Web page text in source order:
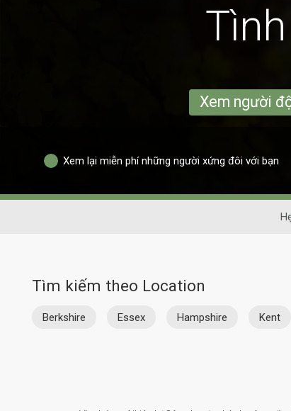
Xem người
Xem lại miễn phí những người xứng đôi với bạn
Tìm kiếm theo Location
Berkshire Essex Hampshire Kent